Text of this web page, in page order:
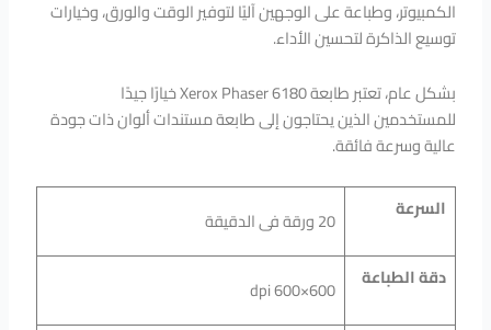
الكمبيوتر، وطباعة على الوجهين آليًا لتوفير الوقت والورق، وخيارات
توسيع الذاكرة لتحسين الأداء.
بشكل عام، تعتبر طابعة Xerox Phaser 6180 خيارًا جيدًا
للمستخدمين الذين يحتاجون إلى طابعة مستندات ألوان ذات جودة
عالية وسرعة فائقة.
السرعة
20 ورقة فى الدقيقة
دقة الطباعة
dpi 600×600